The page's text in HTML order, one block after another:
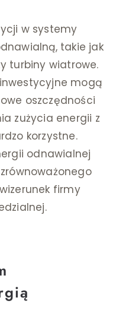
w systemy
takie jak
turbiny wiatrowe.
mogą
oszczędności
zużycia energii z
korzystne.
odnawialnej
firmy